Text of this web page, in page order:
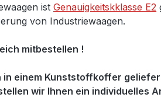
ist Genauigkeitskklasse E2
von Industriewaagen.
mitbestellen !
in einem Kunststoffkoffer
wir Ihnen ein individuelles